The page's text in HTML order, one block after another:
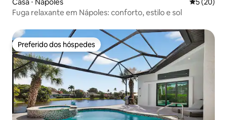
Casa ⋅ Nápoles 5 de uma
5 (20)
Fuga relaxante em Nápoles: conforto, estilo e sol
Preferido dos hóspedes
Preferido dos hóspedes